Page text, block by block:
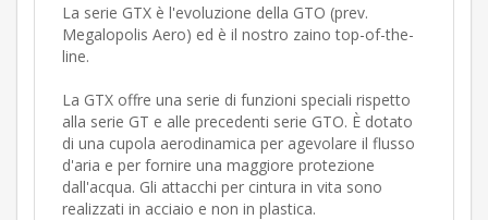
La serie GTX è l'evoluzione della GTO (prev.
Megalopolis Aero) ed è il nostro zaino top-of-the-
line.
La GTX offre una serie di funzioni speciali rispetto
alla serie GT e alle precedenti serie GTO. È dotato
di una cupola aerodinamica per agevolare il flusso
d'aria e per fornire una maggiore protezione
dall'acqua. Gli attacchi per cintura in vita sono
realizzati in acciaio e non in plastica.